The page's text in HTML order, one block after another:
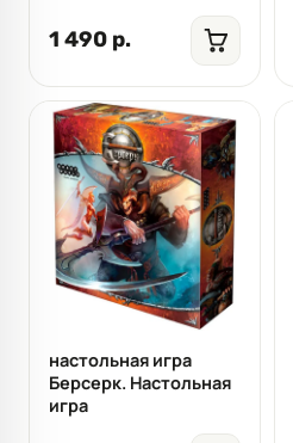
1 490 р.
настольная игра
Берсерк. Настольная
игра